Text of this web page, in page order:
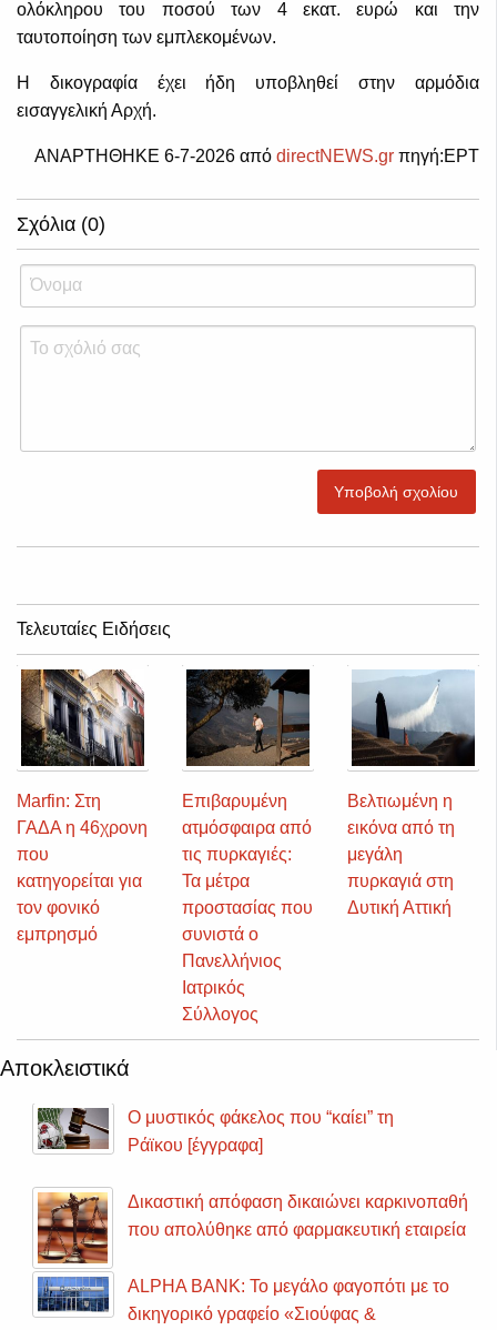
ολόκληρου του ποσού των 4 εκατ. ευρώ και την
ταυτοποίηση των εμπλεκομένων.
Η δικογραφία έχει ήδη υποβληθεί στην αρμόδια
εισαγγελική Αρχή.
ΑΝΑΡΤΗΘΗΚΕ 6-7-2026 από directNEWS.gr πηγή:ΕΡΤ
Σχόλια (0)
Υποβολή σχολίου
Τελευταίες Ειδήσεις
Marfin: Στη
ΓΑΔΑ η 46χρονη
που
κατηγορείται για
τον φονικό
εμπρησμό
Επιβαρυμένη
ατμόσφαιρα από
τις πυρκαγιές:
Τα μέτρα
προστασίας που
συνιστά ο
Πανελλήνιος
Ιατρικός
Σύλλογος
Βελτιωμένη η
εικόνα από τη
μεγάλη
πυρκαγιά στη
Δυτική Αττική
Αποκλειστικά
Ο μυστικός φάκελος που “καίει” τη
Ράϊκου [έγγραφα]
Δικαστική απόφαση δικαιώνει καρκινοπαθή
που απολύθηκε από φαρμακευτική εταιρεία
ALPHA BANK: Το μεγάλο φαγοπότι με το
δικηγορικό γραφείο «Σιούφας &